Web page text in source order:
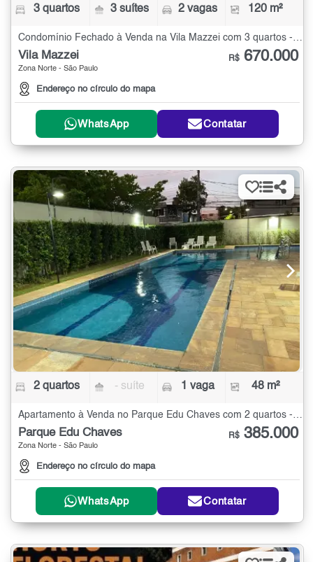
3 quartos 3 suítes 2 vagas 120 m²
Vila Mazzei
Zona Norte - São Paulo
Endereço no círculo do mapa
R$ 670.000
WhatsApp Contatar
2 quartos - suíte 1 vaga 48 m²
Apartamento à Venda no Parque Edu Chaves com 2 quartos - 48 m²
Parque Edu Chaves
Zona Norte - São Paulo
Endereço no círculo do mapa
R$ 385.000
WhatsApp Contatar